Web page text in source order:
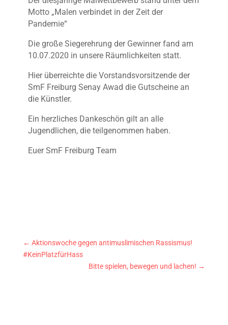
Motto „Malen verbindet in der Zeit der
Pandemie“
Die große Siegerehrung der Gewinner fand am
10.07.2020 in unsere Räumlichkeiten statt.
Hier überreichte die Vorstandsvorsitzende der
SmF Freiburg Senay Awad die Gutscheine an
die Künstler.
Ein herzliches Dankeschön gilt an alle
Jugendlichen, die teilgenommen haben.
Euer SmF Freiburg Team
← Aktionswoche gegen antimuslimischen Rassismus!
#KeinPlatzfürHass
Bitte spielen, bewegen und lachen! →